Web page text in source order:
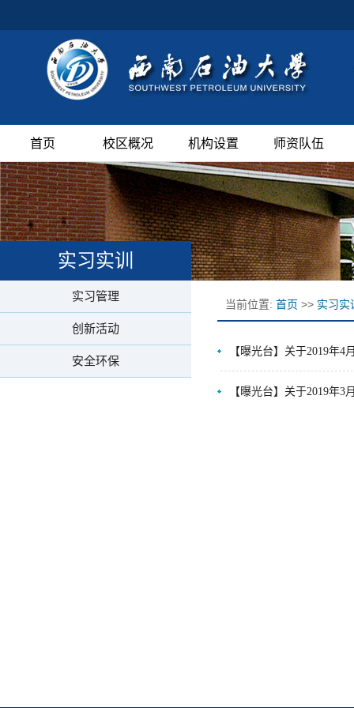
首页 校区概况 机构设置 师资队伍
实习实训
实习管理
创新活动
安全环保
当前位置: 首页 >> 实习实
【曝光台】关于2019年
【曝光台】关于2019年